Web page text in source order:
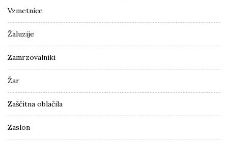
Vzmetnice
Žaluzije
Zamrzovalniki
Žar
Zaščitna oblačila
Zaslon